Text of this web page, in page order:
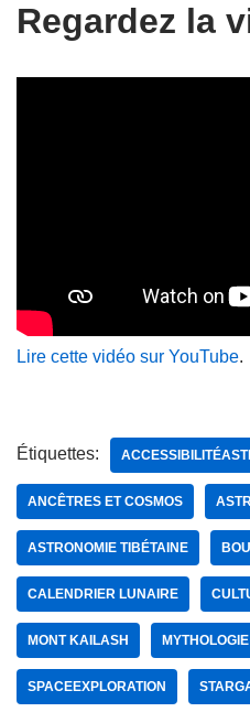
Regardez la
Lire cette vidéo sur YouTube.
Étiquettes:
ANCÊTRES ET COSMOS
ASTRONOMIE TIBÉTAINE
CALENDRIER LUNAIRE
MONT KAILASH
SPACEEXPLORATION